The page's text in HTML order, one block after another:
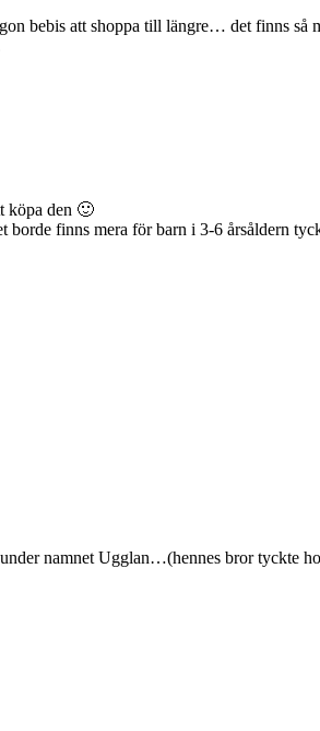
bebis att shoppa till längre… det finns så
köpa den 🙂
borde finns mera för barn i 3-6 årsåldern
namnet Ugglan…(hennes bror tyckte